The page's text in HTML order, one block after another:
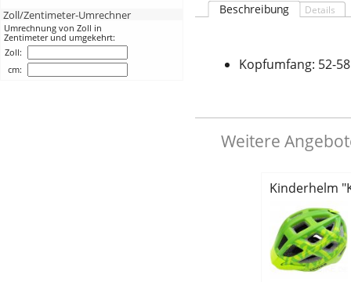
Zoll/Zentimeter-Umrechner
Umrechnung von Zoll in
Zentimeter und umgekehrt:
Zoll:
cm:
Beschreibung Details
Kopfumfang: 52-
Weitere
Kinderhelm